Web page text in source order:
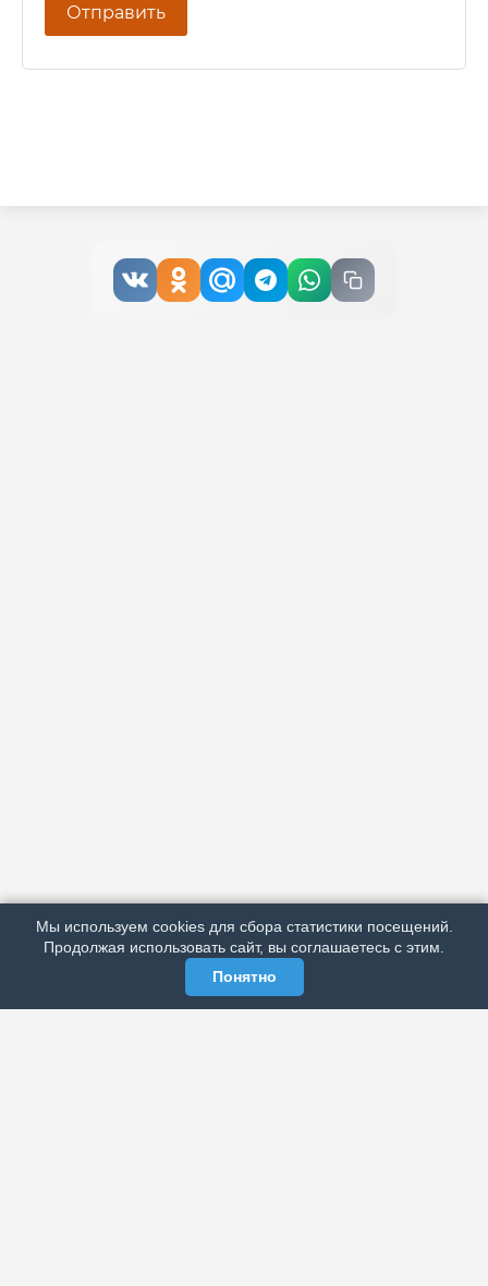
РЕКЛАМА У НАС
МЫ В СОЦСЕТЯХ
Отправить
Мы используем cookies для сбора статистики посещений.
Продолжая использовать сайт, вы соглашаетесь с этим.
Понятно